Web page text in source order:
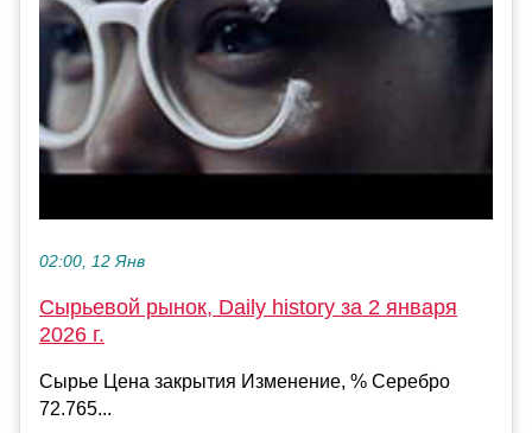
02:00, 12 Янв
Сырьевой рынок, Daily history за 2 января
2026 г.
Сырье Цена закрытия Изменение, % Серебро
72.765...